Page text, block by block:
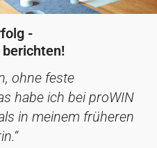
-
ohne feste
habe ich bei proWIN
in meinem früheren